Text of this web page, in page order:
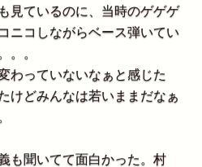
見ているのに、当時のゲゲゲ
ニコしながらベース弾いてい
。。
わっていないなぁと感じた
けどみんなは若いままだなぁ
も聞いてて面白かった。村